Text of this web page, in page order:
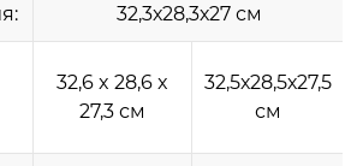
32,3х28,3х27 см
32,6 x 28,6 x
27,3 см
32,5х28,5х27,5
см